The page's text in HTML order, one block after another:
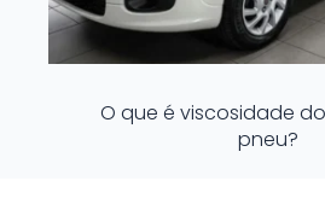
O que é viscosidade
pneu?